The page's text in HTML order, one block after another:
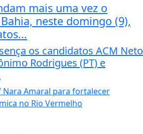
mais uma vez o
neste domingo (9),
os candidatos ACM Neto
Rodrigues (PT) e